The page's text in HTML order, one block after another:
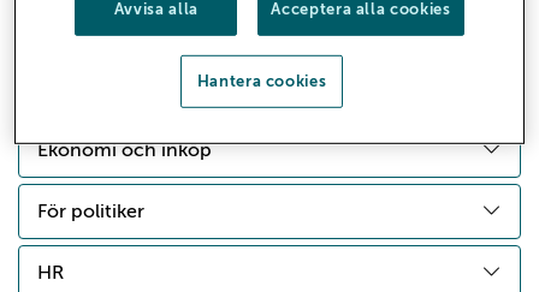
Ekonomi och inköp
För politiker
HR
Avvisa alla Acceptera alla cookies
Hantera cookies